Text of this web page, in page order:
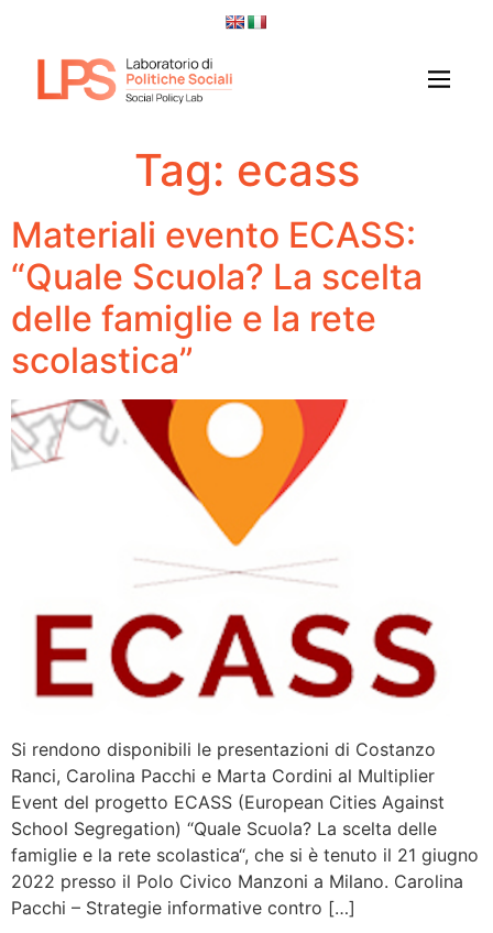
Tag: ecass
Materiali evento ECASS:
“Quale Scuola? La scelta
delle famiglie e la rete
scolastica”
Si rendono disponibili le presentazioni di Costanzo
Ranci, Carolina Pacchi e Marta Cordini al Multiplier
Event del progetto ECASS (European Cities Against
School Segregation) “Quale Scuola? La scelta delle
famiglie e la rete scolastica“, che si è tenuto il 21 giugno
2022 presso il Polo Civico Manzoni a Milano. Carolina
Pacchi – Strategie informative contro […]